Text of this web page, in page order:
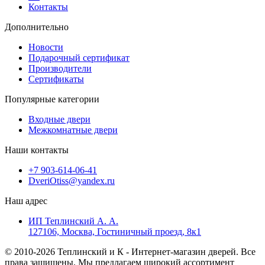
Контакты
Дополнительно
Новости
Подарочный сертификат
Производители
Сертификаты
Популярные категории
Входные двери
Межкомнатные двери
Наши контакты
+7 903-614-06-41
DveriOtiss@yandex.ru
Наш адрес
ИП Теплинский А. А.
127106, Москва, Гостиничный проезд, 8к1
© 2010-2026 Теплинский и К - Интернет-магазин дверей. Все
права защищены. Мы предлагаем широкий ассортимент